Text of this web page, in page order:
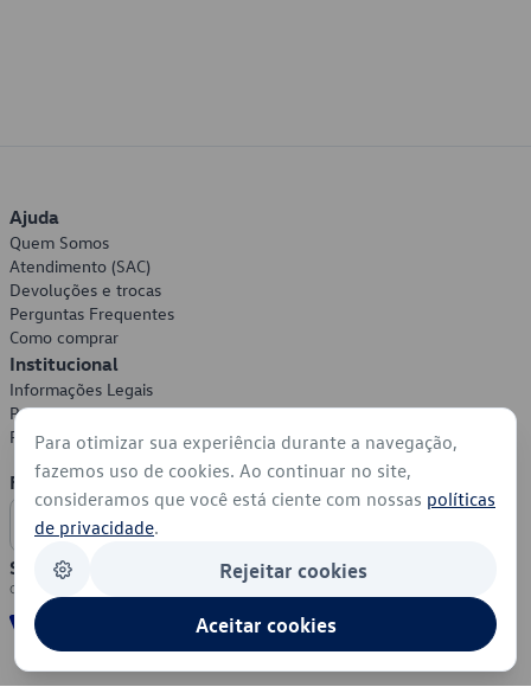
Ajuda
Quem Somos
Atendimento (SAC)
Devoluções e trocas
Perguntas Frequentes
Como comprar
Institucional
Informações Legais
Política de Privacidade
Política de Cookies
Formas de Pagamento
Segurança
Para otimizar sua experiência durante a navegação,
fazemos uso de cookies. Ao continuar no site,
consideramos que você está ciente com nossas políticas
de privacidade.
Rejeitar cookies
Aceitar cookies